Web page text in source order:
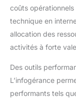
coûts opérationnels
technique en
allocation des
activités à forte
Des outils
L’infogérance
performants tels